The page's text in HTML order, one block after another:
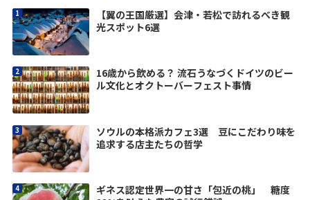
【翼の王国厳選】会津・若松で訪れるべき観
光スポット6選
16歳から飲める？ 流石うなづくドイツのビー
ル文化とオクトーバーフェスト事情
ソウルの本格派カフェ3選 豆にこだわり味を
追求する店主たちの哲学
ギネス認定世界一の甘さ「包近の桃」 糖度